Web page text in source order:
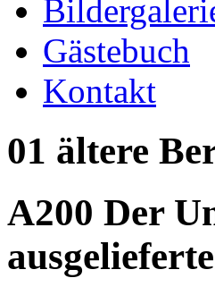
Gästebuch
Kontakt
01 ältere
A200 Der